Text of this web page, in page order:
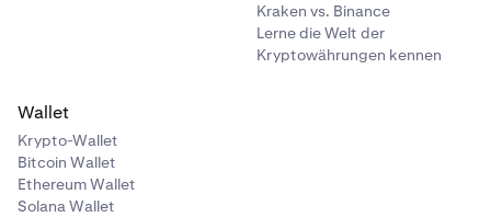
Kraken vs. Binance
Lerne die Welt der
Kryptowährungen kennen
Wallet
Krypto-Wallet
Bitcoin Wallet
Ethereum Wallet
Solana Wallet